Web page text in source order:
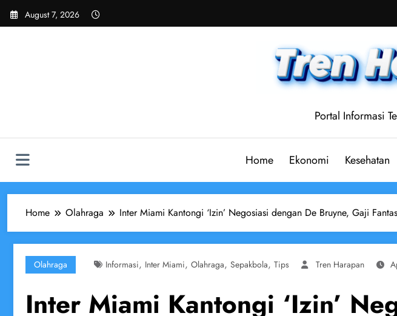
Skip
August 7, 2026
Portal Informasi
Home Ekonomi Kesehatan
Home Olahraga Inter Miami Kantongi ‘Izin’ Negosiasi dengan De Bruyne, Gaji
Olahraga Informasi, Inter Miami, Olahraga, Sepakbola, Tips Tren Harapan
Inter Miami Kantongi ‘Izin’